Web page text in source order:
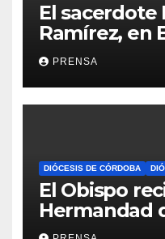
El sacerdote
Ramírez, en
Iglesia
PRENSA
DIÓCESIS DE CÓRDOBA
El Obispo
Hermandad